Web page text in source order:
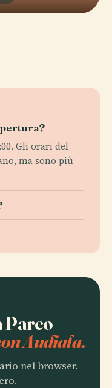
Gli orari del
ma sono più
Parco
Audiala.
nel browser.